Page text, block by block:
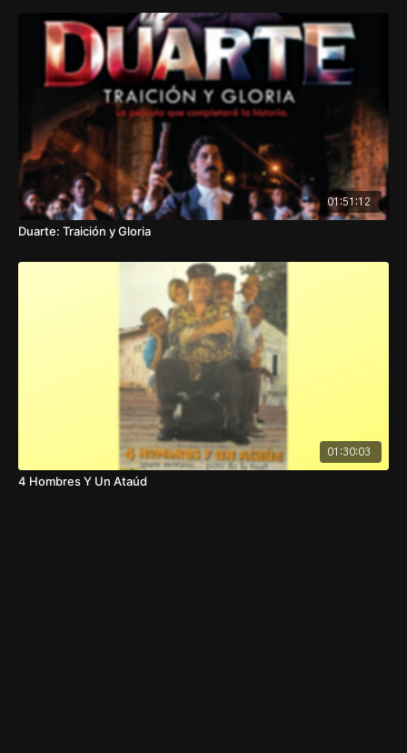
01:51:12
Duarte: Traición y Gloria
01:30:03
4 Hombres Y Un Ataúd